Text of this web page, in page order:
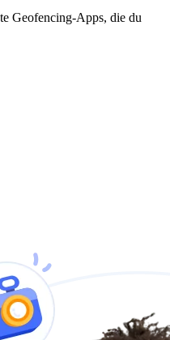
Geofencing-Apps, die du